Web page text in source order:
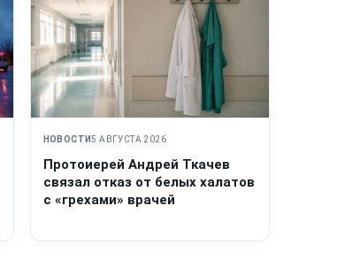
НОВОСТИ5 АВГУСТА 2026
Протоиерей Андрей Ткачев
связал отказ от белых халатов
с «грехами» врачей